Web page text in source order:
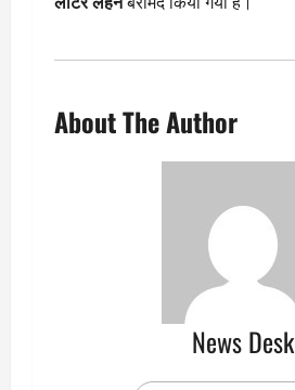
About The Author
News Desk